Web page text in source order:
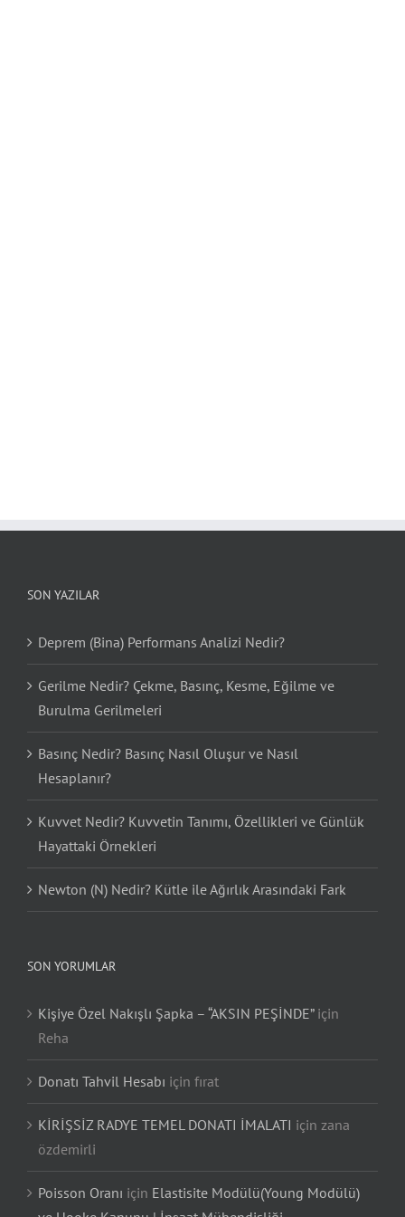
SON YAZILAR
Deprem (Bina) Performans Analizi Nedir?
Gerilme Nedir? Çekme, Basınç, Kesme, Eğilme ve
Burulma Gerilmeleri
Basınç Nedir? Basınç Nasıl Oluşur ve Nasıl
Hesaplanır?
Kuvvet Nedir? Kuvvetin Tanımı, Özellikleri ve Günlük
Hayattaki Örnekleri
Newton (N) Nedir? Kütle ile Ağırlık Arasındaki Fark
SON YORUMLAR
Kişiye Özel Nakışlı Şapka – “AKSIN PEŞİNDE”için
Reha
Donatı Tahvil Hesabı için fırat
KİRİŞSİZ RADYE TEMEL DONATI İMALATI için zana
özdemirli
Poisson Oranı için Elastisite Modülü(Young Modülü)